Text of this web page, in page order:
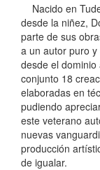
Nacido en
desde la niñez,
parte de sus
a un autor puro
desde el
conjunto 18
elaboradas en
pudiendo
este veterano
nuevas
producción
de igualar.